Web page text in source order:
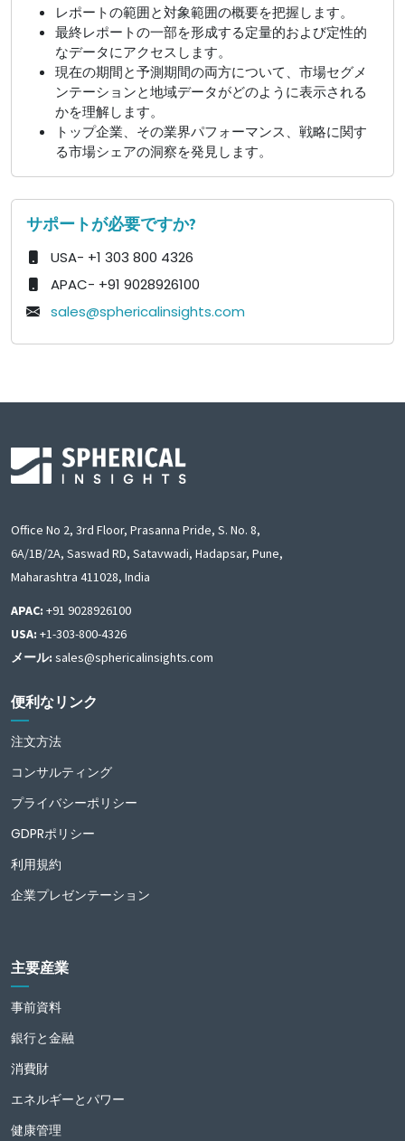
レポートの範囲と対象範囲の概要を把握します。
最終レポートの一部を形成する定量的および定性的
なデータにアクセスします。
現在の期間と予測期間の両方について、市場セグメ
ンテーションと地域データがどのように表示される
かを理解します。
トップ企業、その業界パフォーマンス、戦略に関す
る市場シェアの洞察を発見します。
サポートが必要ですか?
USA- +1 303 800 4326
APAC- +91 9028926100
sales@sphericalinsights.com
Office No 2, 3rd Floor, Prasanna Pride, S. No. 8,
6A/1B/2A, Saswad RD, Satavwadi, Hadapsar, Pune,
Maharashtra 411028, India
APAC: +91 9028926100
USA: +1-303-800-4326
メール: sales@sphericalinsights.com
便利なリンク
注文方法
コンサルティング
プライバシーポリシー
GDPRポリシー
利用規約
企業プレゼンテーション
主要産業
事前資料
銀行と金融
消費財
エネルギーとパワー
健康管理